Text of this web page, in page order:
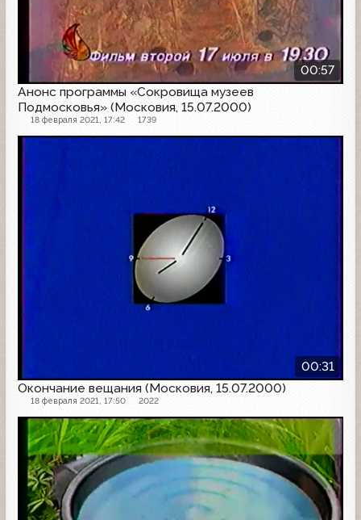
00:57
Анонс программы «Сокровища музеев
Подмосковья» (Московия, 15.07.2000)
18 февраля 2021, 17:42 1739
00:31
Окончание вещания (Московия, 15.07.2000)
18 февраля 2021, 17:50 2022
Рекламная заставка